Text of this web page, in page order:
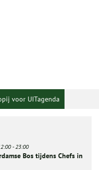
voor UITagenda
-23:00
Bos tijdens Chefs in